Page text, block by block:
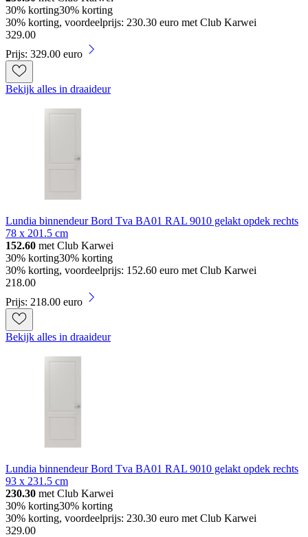
30% korting30% korting
30% korting, voordeelprijs: 230.30 euro met Club Karwei
329.00
Prijs: 329.00 euro
Bekijk alles in draaideur
Lundia binnendeur Bord Tva BA01 RAL 9010 gelakt opdek rechts
78 x 201.5 cm
152.60 met Club Karwei
30% korting30% korting
30% korting, voordeelprijs: 152.60 euro met Club Karwei
218.00
Prijs: 218.00 euro
Bekijk alles in draaideur
Lundia binnendeur Bord Tva BA01 RAL 9010 gelakt opdek rechts
93 x 231.5 cm
230.30 met Club Karwei
30% korting30% korting
30% korting, voordeelprijs: 230.30 euro met Club Karwei
329.00